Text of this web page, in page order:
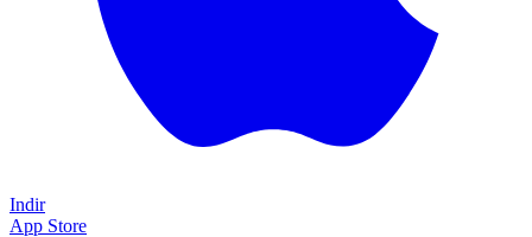
Indir
App Store